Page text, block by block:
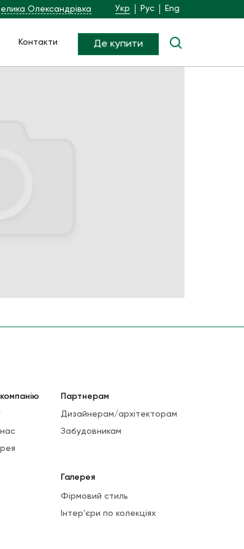
Олександрівка Укр Рус Eng
Контакти Де купити
Партнерам
Дизайнерам/архітекторам
Забудовникам
Галерея
Фірмовий стиль
Інтер'єри по колекціях